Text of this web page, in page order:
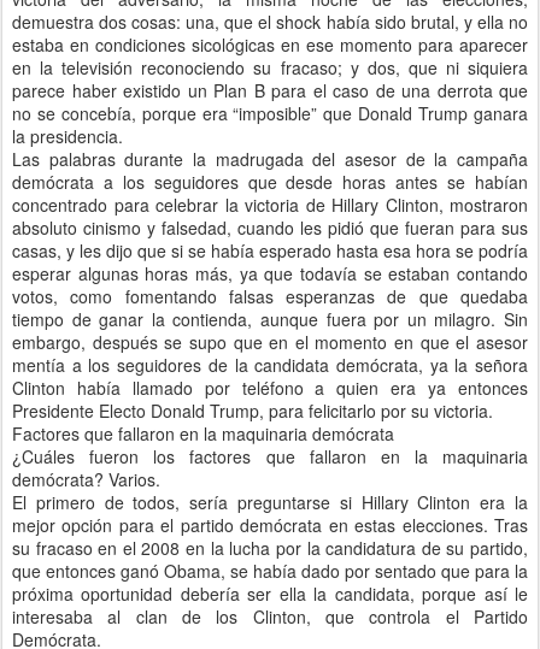
demuestra dos cosas: una, que el shock había sido brutal, y ella no
estaba en condiciones sicológicas en ese momento para aparecer
en la televisión reconociendo su fracaso; y dos, que ni siquiera
parece haber existido un Plan B para el caso de una derrota que
no se concebía, porque era “imposible” que Donald Trump ganara
la presidencia.
Las palabras durante la madrugada del asesor de la campaña
demócrata a los seguidores que desde horas antes se habían
concentrado para celebrar la victoria de Hillary Clinton, mostraron
absoluto cinismo y falsedad, cuando les pidió que fueran para sus
casas, y les dijo que si se había esperado hasta esa hora se podría
esperar algunas horas más, ya que todavía se estaban contando
votos, como fomentando falsas esperanzas de que quedaba
tiempo de ganar la contienda, aunque fuera por un milagro. Sin
embargo, después se supo que en el momento en que el asesor
mentía a los seguidores de la candidata demócrata, ya la señora
Clinton había llamado por teléfono a quien era ya entonces
Presidente Electo Donald Trump, para felicitarlo por su victoria.
Factores que fallaron en la maquinaria demócrata
¿Cuáles fueron los factores que fallaron en la maquinaria
demócrata? Varios.
El primero de todos, sería preguntarse si Hillary Clinton era la
mejor opción para el partido demócrata en estas elecciones. Tras
su fracaso en el 2008 en la lucha por la candidatura de su partido,
que entonces ganó Obama, se había dado por sentado que para la
próxima oportunidad debería ser ella la candidata, porque así le
interesaba al clan de los Clinton, que controla el Partido
Demócrata.